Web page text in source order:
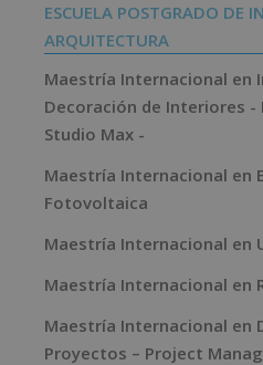
ESCUELA POSTGRADO DE
ARQUITECTURA
Maestría Internacional en
Decoración de Interiores -
Studio Max -
Maestría Internacional en
Fotovoltaica
Maestría Internacional en
Maestría Internacional en
Maestría Internacional en
Proyectos – Project